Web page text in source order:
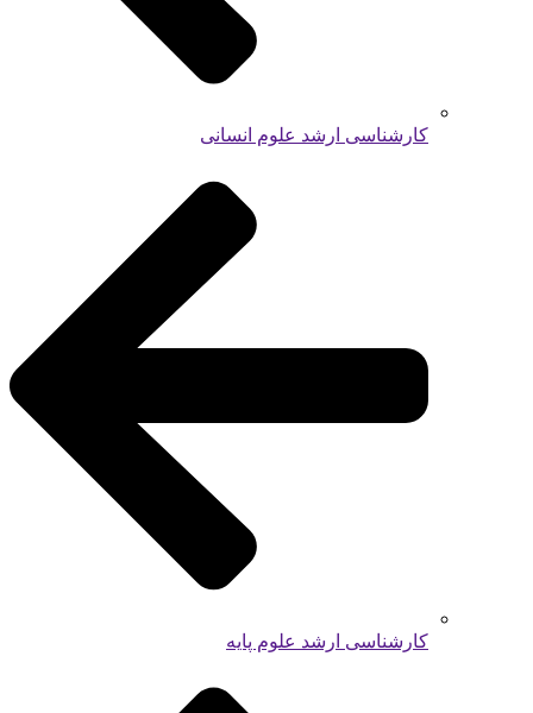
کارشناسی ارشد علوم انسانی
کارشناسی ارشد علوم پایه